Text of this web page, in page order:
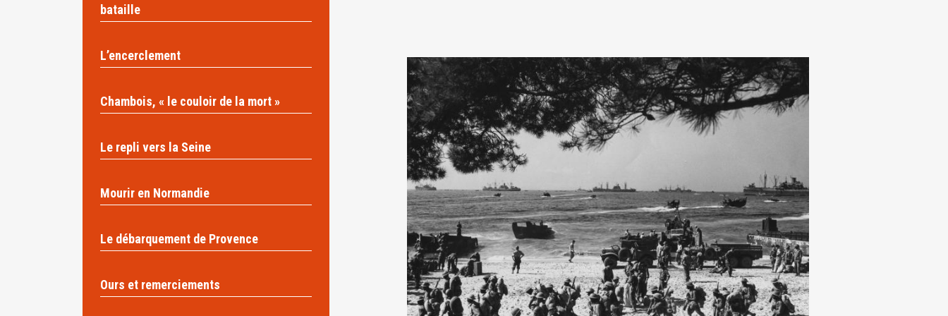
bataille
L’encerclement
Chambois, « le couloir de la mort »
Le repli vers la Seine
Mourir en Normandie
Le débarquement de Provence
Ours et remerciements